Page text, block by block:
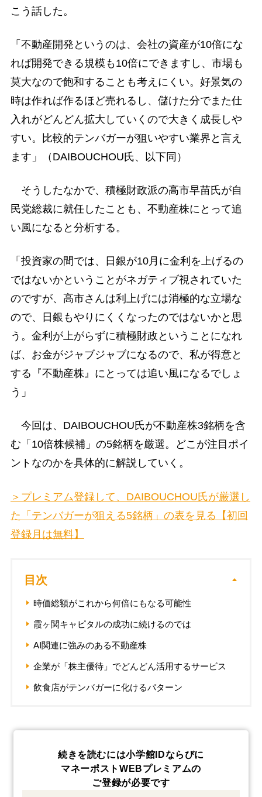
こう話した。
「不動産開発というのは、会社の資産が10倍にな
れば開発できる規模も10倍にできますし、市場も
莫大なので飽和することも考えにくい。好景気の
時は作れば作るほど売れるし、儲けた分でまた仕
入れがどんどん拡大していくので大きく成長しや
すい。比較的テンバガーが狙いやすい業界と言え
ます」（DAIBOUCHOU氏、以下同）
そうしたなかで、積極財政派の高市早苗氏が自
民党総裁に就任したことも、不動産株にとって追
い風になると分析する。
「投資家の間では、日銀が10月に金利を上げるの
ではないかということがネガティブ視されていた
のですが、高市さんは利上げには消極的な立場な
ので、日銀もやりにくくなったのではないかと思
う。金利が上がらずに積極財政ということになれ
ば、お金がジャブジャブになるので、私が得意と
する『不動産株』にとっては追い風になるでしょ
う」
今回は、DAIBOUCHOU氏が不動産株3銘柄を含
む「10倍株候補」の5銘柄を厳選。どこが注目ポイ
ントなのかを具体的に解説していく。
＞プレミアム登録して、DAIBOUCHOU氏が厳選し
た「テンバガーが狙える5銘柄」の表を見る【初回
登録月は無料】
目次
時価総額がこれから何倍にもなる可能性
霞ヶ関キャピタルの成功に続けるのでは
AI関連に強みのある不動産株
企業が「株主優待」でどんどん活用するサービス
飲食店がテンバガーに化けるパターン
続きを読むには小学館IDならびに
マネーポストWEBプレミアムの
ご登録が必要です